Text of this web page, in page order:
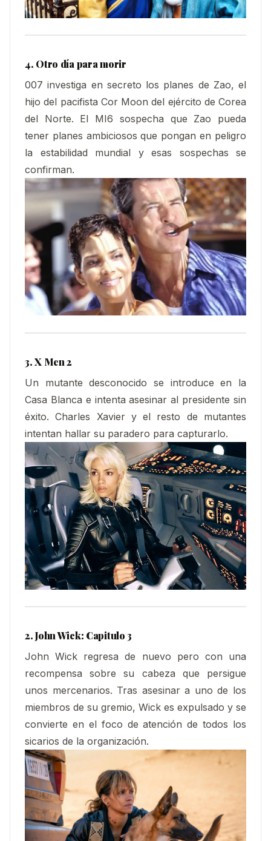
4. Otro día para morir
007 investiga en secreto los planes de Zao, el
hijo del pacifista Cor Moon del ejército de Corea
del Norte. El MI6 sospecha que Zao pueda
tener planes ambiciosos que pongan en peligro
la estabilidad mundial y esas sospechas se
confirman.
3. X Men 2
Un mutante desconocido se introduce en la
Casa Blanca e intenta asesinar al presidente sin
éxito. Charles Xavier y el resto de mutantes
intentan hallar su paradero para capturarlo.
2. John Wick: Capitulo 3
John Wick regresa de nuevo pero con una
recompensa sobre su cabeza que persigue
unos mercenarios. Tras asesinar a uno de los
miembros de su gremio, Wick es expulsado y se
convierte en el foco de atención de todos los
sicarios de la organización.